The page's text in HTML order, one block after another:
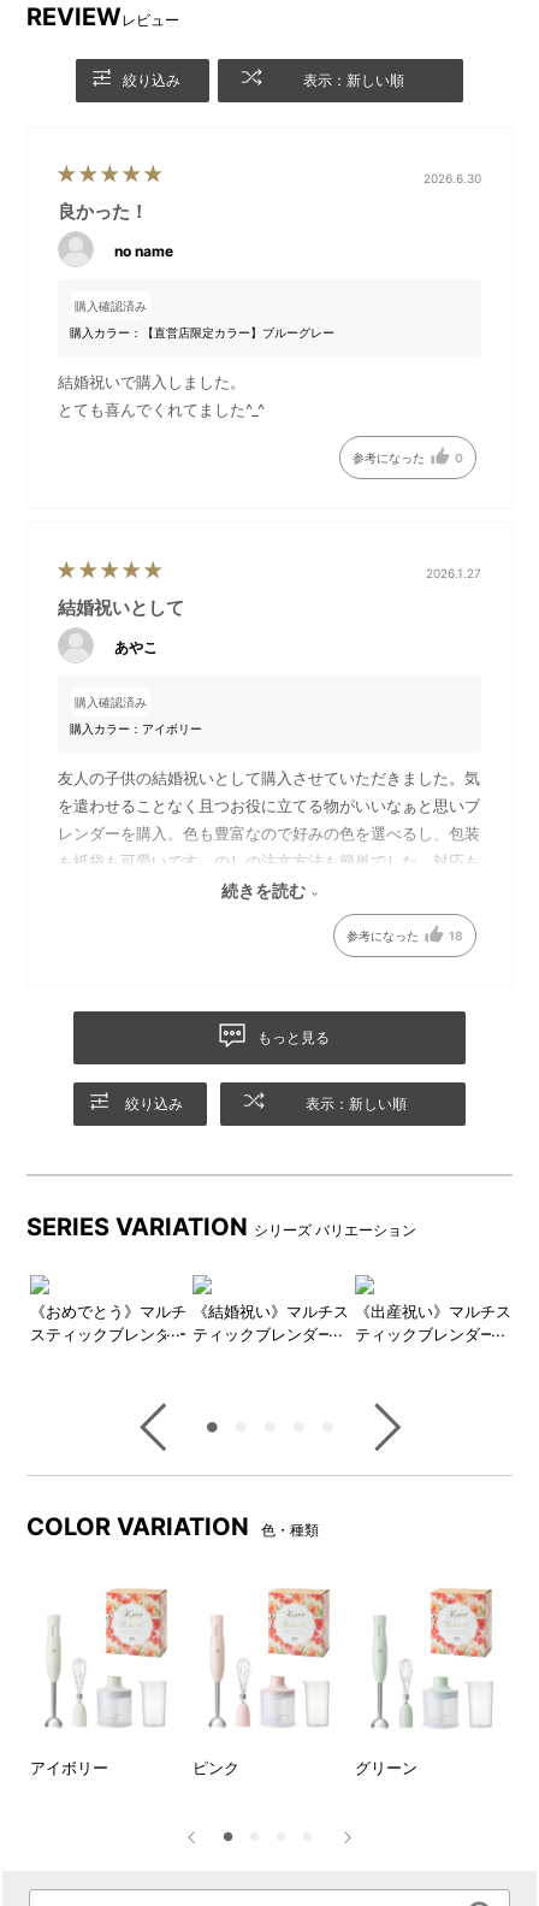
豪華な箔押し仕様＆華やかなフラワー柄が素敵な、当サ
イト限定スリーブ付きのギフト
いつもの家事がもっと愉しく、ずっとラクになる頼もし
のメッセージ入りスリーブでラッピング。
豪華な箔押し仕様＆華やかなフラワー柄が、ご結婚祝い
DETAIL 商品詳細
付属のチョッパーボトルとブ
対応。下ごしらえからそのま
ま加熱調理も。
ブレンダ―(つぶす・まぜる)、
ッパー(泡立てる)のアタッチメ
ントでお料理がぐんと便利
に！
チョッパーボトルの底のすべ
り止めは、上にかぶせるとフ
タとして使えます。
ブレンダースティックはお鍋
やボウルに直接入れて使用で
きるので、洗い物が増えませ
ーやテフロン等の表面コーテ
等ではご使用できません。必
REVIEWレビュー
絞り込み 表示：新しい順
2026.6.30
良かった！
no name
購入確認済み
購入カラー：【直営店限定カラー】ブルーグレー
結婚祝いで購入しました。
とても喜んでくれてました^_^
参考になった 0
2026.1.27
結婚祝いとして
あやこ
購入確認済み
購入カラー：アイボリー
友人の子供の結婚祝いとして購入させていただきました。気
を遣わせることなく且つお役に立てる物がいいなぁと思いブ
レンダーを購入。色も豊富なので好みの色を選べるし、包装
も紙袋も可愛いです。のしの注文方法も簡単でした。対応も
速く注文後、中1日で届きました。
今回初めての利用でしたが友人の子の出産も控えているので
次は出産祝いで利用しようと決めています。
続きを読む
参考になった 18
もっと見る
絞り込み 表示：新しい順
SERIES VARIATION シリーズ バリエーション
《おめでとう》マルチ
スティックブレンダー
《結婚祝い》マルチス
ティックブレンダー2
《出産祝い》マルチス
ティックブレンダー2
COLOR VARIATION 色・種類
アイボリー ピンク グリーン